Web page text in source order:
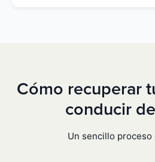
Cómo recuperar
conducir
Un sencillo proceso